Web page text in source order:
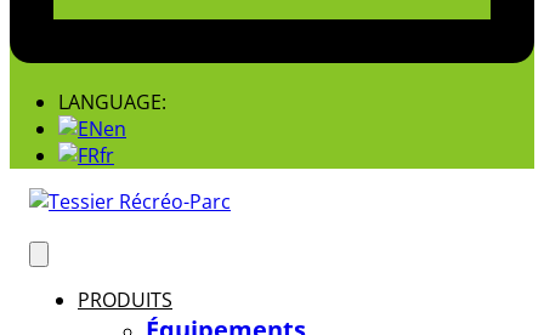
LANGUAGE:
en
fr
PRODUITS